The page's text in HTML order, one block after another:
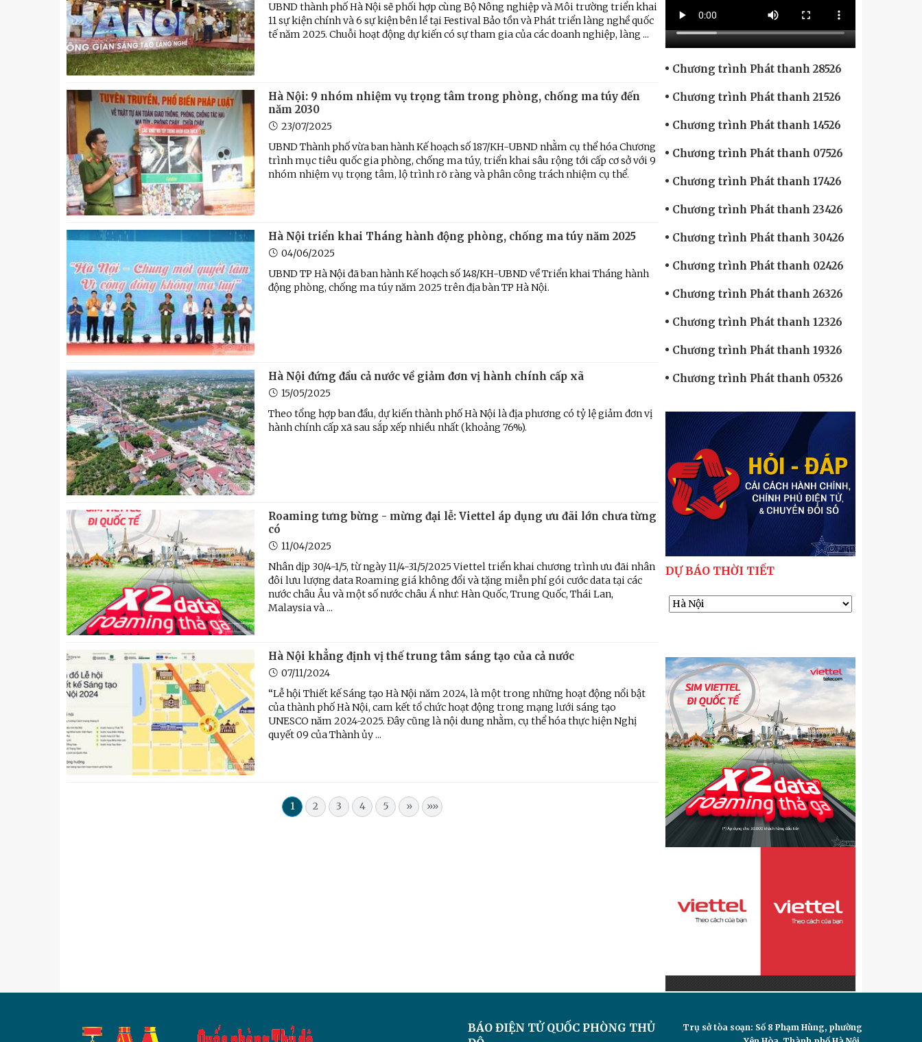
UBND thành phố Hà Nội sẽ phối hợp cùng Bộ Nông nghiệp và Môi trường triển khai
11 sự kiện chính và 6 sự kiện bên lề tại Festival Bảo tồn và Phát triển làng nghề quốc
tế năm 2025. Chuỗi hoạt động dự kiến có sự tham gia của các doanh nghiệp, làng ...
Hà Nội: 9 nhóm nhiệm vụ trọng tâm trong phòng, chống ma túy đến
năm 2030
23/07/2025
UBND Thành phố vừa ban hành Kế hoạch số 187/KH-UBND nhằm cụ thể hóa Chương
trình mục tiêu quốc gia phòng, chống ma túy, triển khai sâu rộng tới cấp cơ sở với 9
nhóm nhiệm vụ trọng tâm, lộ trình rõ ràng và phân công trách nhiệm cụ thể.
Hà Nội triển khai Tháng hành động phòng, chống ma túy năm 2025
04/06/2025
UBND TP Hà Nội đã ban hành Kế hoạch số 148/KH-UBND về Triển khai Tháng hành
động phòng, chống ma túy năm 2025 trên địa bàn TP Hà Nội.
Hà Nội đứng đầu cả nước về giảm đơn vị hành chính cấp xã
15/05/2025
Theo tổng hợp ban đầu, dự kiến thành phố Hà Nội là địa phương có tỷ lệ giảm đơn vị
hành chính cấp xã sau sắp xếp nhiều nhất (khoảng 76%).
Roaming tưng bừng - mừng đại lễ: Viettel áp dụng ưu đãi lớn chưa từng
có
11/04/2025
Nhân dịp 30/4-1/5, từ ngày 11/4-31/5/2025 Viettel triển khai chương trình ưu đãi nhân
đôi lưu lượng data Roaming giá không đổi và tặng miễn phí gói cước data tại các
nước châu Âu và một số nước châu Á như: Hàn Quốc, Trung Quốc, Thái Lan,
Malaysia và ...
Hà Nội khẳng định vị thế trung tâm sáng tạo của cả nước
07/11/2024
“Lễ hội Thiết kế Sáng tạo Hà Nội năm 2024, là một trong những hoạt động nổi bật
của thành phố Hà Nội, cam kết tổ chức hoạt động trong mạng lưới sáng tạo
UNESCO năm 2024-2025. Đây cũng là nội dung nhằm, cụ thể hóa thực hiện Nghị
quyết 09 của Thành ủy ...
1 2 3 4 5 » »»
Chương trình Phát thanh 28526
Chương trình Phát thanh 21526
Chương trình Phát thanh 14526
Chương trình Phát thanh 07526
Chương trình Phát thanh 17426
Chương trình Phát thanh 23426
Chương trình Phát thanh 30426
Chương trình Phát thanh 02426
Chương trình Phát thanh 26326
Chương trình Phát thanh 12326
Chương trình Phát thanh 19326
Chương trình Phát thanh 05326
DỰ BÁO THỜI TIẾT
BÁO ĐIỆN TỬQUỐC PHÒNG THỦ
Trụ sở tòa soạn: Số 8 Phạm Hùng, phường